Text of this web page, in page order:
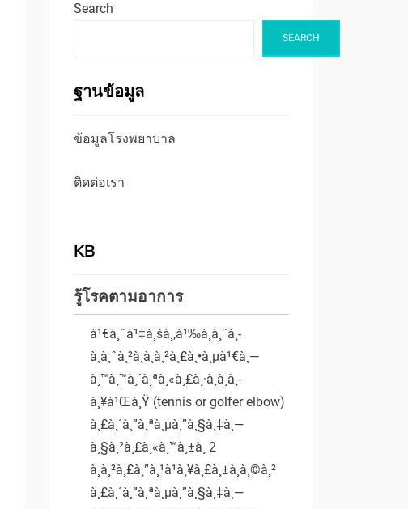
Search
SEARCH
ฐานข้อมูล
ข้อมูลโรงพยาบาล
ติดต่อเรา
KB
รู้โรคตามอาการ
à¹€à¸ˆà¹‡à¸šà¸‚à¹‰à¸­à¸¨à¸­
à¸à¸ˆà¸²à¸à¸à¸²à¸£à¸•à¸µà¹€à¸—
à¸™à¸™à¸´à¸ªà¸«à¸£à¸·à¸­à¸à¸­
à¸¥à¹Œà¸Ÿ (tennis or golfer elbow)
à¸£à¸´à¸”à¸ªà¸µà¸”à¸§à¸‡à¸—
à¸§à¸²à¸£à¸«à¸™à¸±à¸ 2
à¸à¸²à¸£à¸”à¸¹à¹à¸¥à¸£à¸±à¸à¸©à¸²
à¸£à¸´à¸”à¸ªà¸µà¸”à¸§à¸‡à¸—